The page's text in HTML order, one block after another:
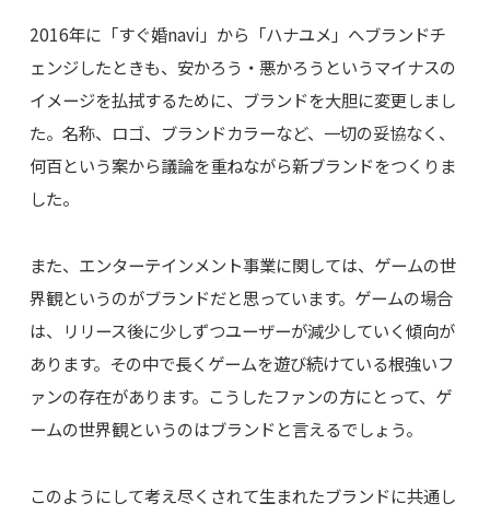
2016年に「すぐ婚navi」から「ハナユメ」へブランドチ
ェンジしたときも、安かろう・悪かろうというマイナスの
イメージを払拭するために、ブランドを大胆に変更しまし
た。名称、ロゴ、ブランドカラーなど、一切の妥協なく、
何百という案から議論を重ねながら新ブランドをつくりま
した。
また、エンターテインメント事業に関しては、ゲームの世
界観というのがブランドだと思っています。ゲームの場合
は、リリース後に少しずつユーザーが減少していく傾向が
あります。その中で長くゲームを遊び続けている根強いフ
ァンの存在があります。こうしたファンの方にとって、ゲ
ームの世界観というのはブランドと言えるでしょう。
このようにして考え尽くされて生まれたブランドに共通し